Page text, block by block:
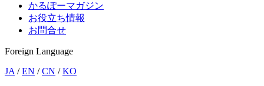
かるぽーマガジン
お役立ち情報
お問合せ
Foreign Language
JA /EN /CN /KO